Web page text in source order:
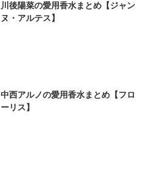
川後陽菜の愛用香水まとめ【ジャン
ヌ・アルテス】
中西アルノの愛用香水まとめ【フロ
ーリス】